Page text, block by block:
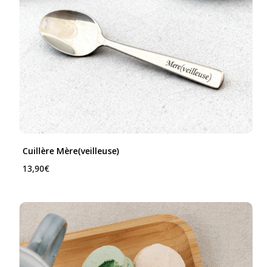
Cuillère Mère(veilleuse)
13,90€